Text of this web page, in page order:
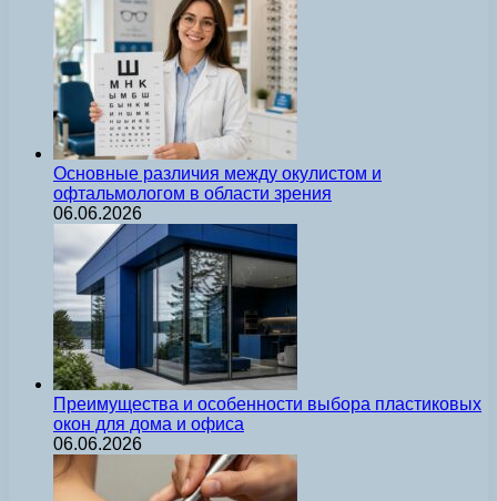
Основные различия между окулистом и
офтальмологом в области зрения
06.06.2026
Преимущества и особенности выбора пластиковых
окон для дома и офиса
06.06.2026